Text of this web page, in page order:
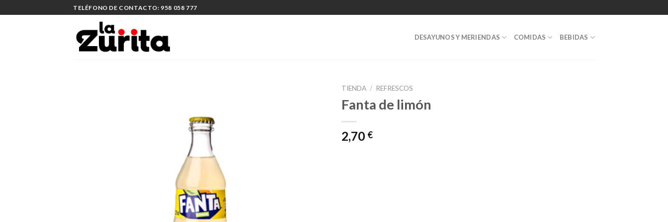
al
TELÉFONO DE CONTACTO: 958 058 777
DESAYUNOS Y MERIENDAS COMIDAS BEBIDAS
TIENDA / REFRESCOS
Fanta de limón
2,70 €